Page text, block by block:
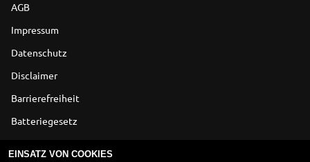
AGB
Impressum
Datenschutz
Disclaimer
Barrierefreiheit
Batteriegesetz
EINSATZ VON COOKIES